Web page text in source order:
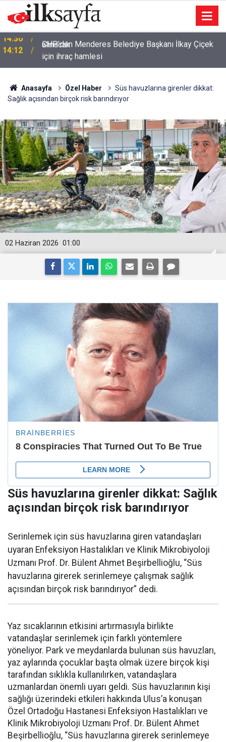
14:12
CHP’den Menderes Belediye Başkanı İlkay Çiçek
için ihraç hamlesi
Anasayfa Özel Haber
Süs havuzlarına girenler dikkat:
Sağlık açısından birçok risk barındırıyor
01:00
02 Haziran 2026
Süs havuzlarına girenler dikkat: Sağlık
açısından birçok risk barındırıyor
Serinlemek için süs havuzlarına giren vatandaşları
uyaran Enfeksiyon Hastalıkları ve Klinik Mikrobiyoloji
Uzmanı Prof. Dr. Bülent Ahmet Beşirbellioğlu, “Süs
havuzlarına girerek serinlemeye çalışmak sağlık
açısından birçok risk barındırıyor” dedi.
Yaz sıcaklarının etkisini artırmasıyla birlikte
vatandaşlar serinlemek için farklı yöntemlere
yöneliyor. Park ve meydanlarda bulunan süs havuzları,
yaz aylarında çocuklar başta olmak üzere birçok kişi
tarafından sıklıkla kullanılırken, vatandaşlara
uzmanlardan önemli uyarı geldi. Süs havuzlarının kişi
sağlığı üzerindeki etkileri hakkında Ulus’a konuşan
Özel Ortadoğu Hastanesi Enfeksiyon Hastalıkları ve
Klinik Mikrobiyoloji Uzmanı Prof. Dr. Bülent Ahmet
Beşirbellioğlu, “Süs havuzlarına girerek serinlemeye